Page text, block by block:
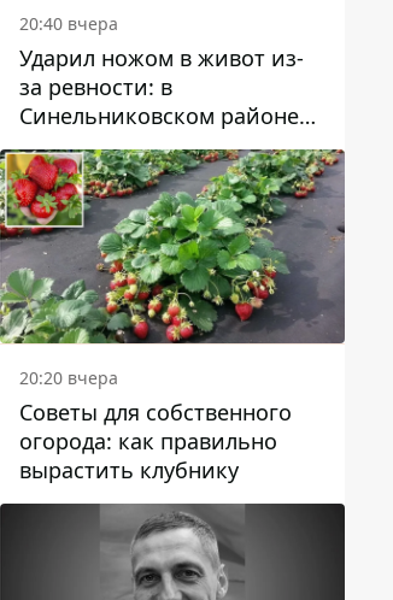
20:40 вчера
Ударил ножом в живот из-
за ревности: в
Синельниковском районе
задержали 49-летнего
мужчину за убийство
20:20 вчера
Советы для собственного
огорода: как правильно
вырастить клубнику